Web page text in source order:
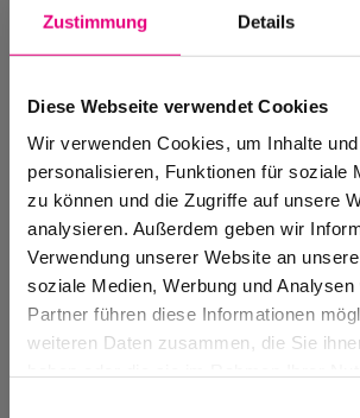
Zustimmung Details
Diese Webseite verwendet Cookies
Wir verwenden Cookies, um Inhalte
personalisieren, Funktionen für soziale
zu können und die Zugriffe auf unsere
analysieren. Außerdem geben wir
Verwendung unserer Website an
soziale Medien, Werbung und
Partner führen diese Informationen
weiteren Daten zusammen, die Sie
Events Archive
Past events, festivals, and